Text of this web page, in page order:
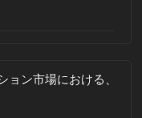
ン市場における、